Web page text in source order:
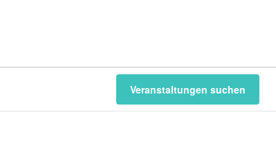
Veranstaltungen suchen